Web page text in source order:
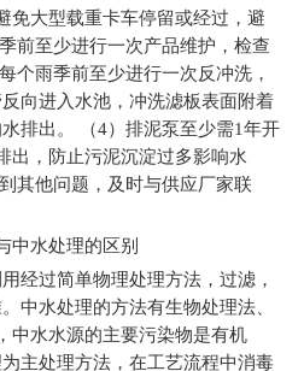
免大型载重卡车停留或经过，避
前至少进行一次产品维护，检查
个雨季前至少进行一次反冲洗，
向进入水池，冲洗滤板表面附着
排出。 （4）排泥泵至少需1年开
出，防止污泥沉淀过多影响水
其他问题，及时与供应厂家联
中水处理的区别
经过简单物理处理方法，过滤，
中水处理的方法有生物处理法、
中水水源的主要污染物是有机
主处理方法，在工艺流程中消毒